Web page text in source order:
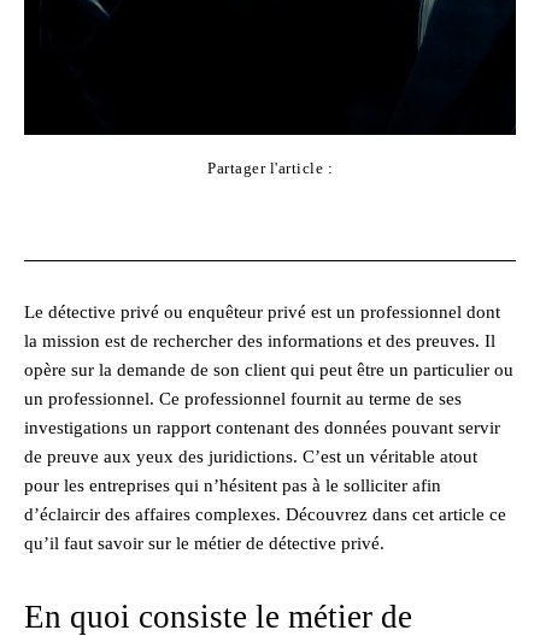
Partager l'article :
Le détective privé ou enquêteur privé est un professionnel dont
la mission est de rechercher des informations et des preuves. Il
opère sur la demande de son client qui peut être un particulier ou
un professionnel. Ce professionnel fournit au terme de ses
investigations un rapport contenant des données pouvant servir
de preuve aux yeux des juridictions. C’est un véritable atout
pour les entreprises qui n’hésitent pas à le solliciter afin
d’éclaircir des affaires complexes. Découvrez dans cet article ce
qu’il faut savoir sur le métier de détective privé.
En quoi consiste le métier de